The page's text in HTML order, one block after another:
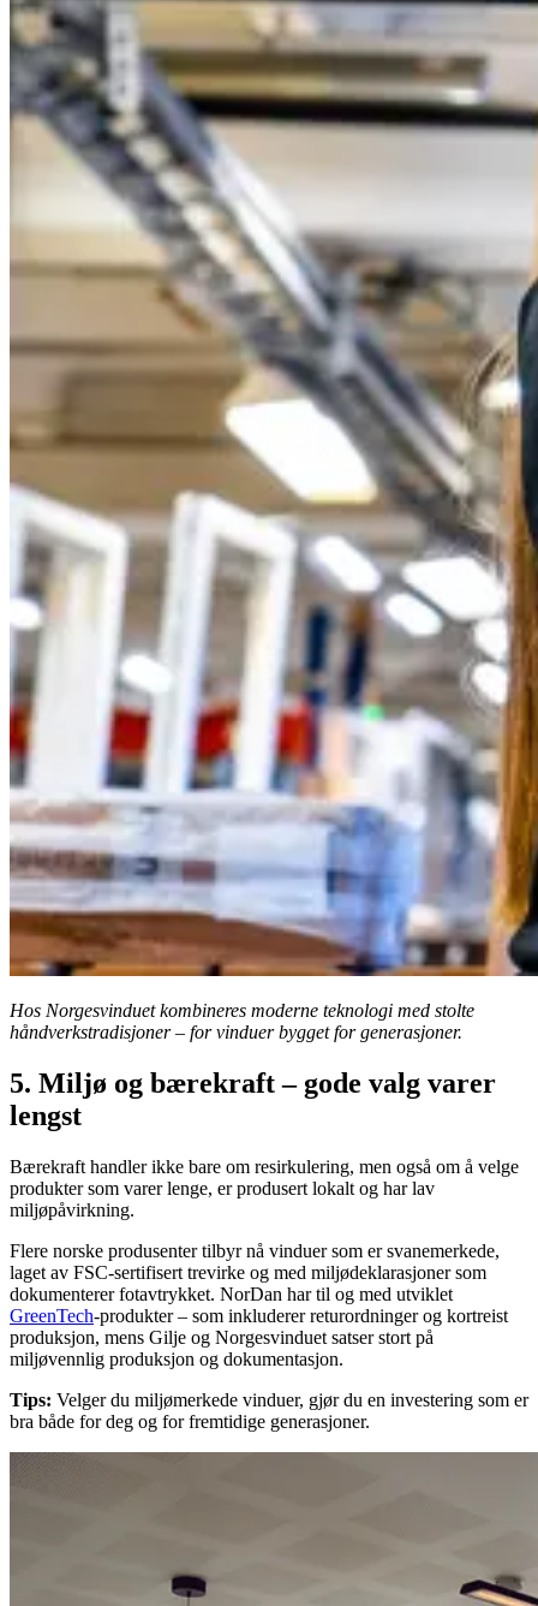
Hos Norgesvinduet kombineres moderne teknologi med stolte
håndverkstradisjoner – for vinduer bygget for generasjoner.
5. Miljø og bærekraft – gode valg varer
lengst
Bærekraft handler ikke bare om resirkulering, men også om å velge
produkter som varer lenge, er produsert lokalt og har lav
miljøpåvirkning.
Flere norske produsenter tilbyr nå vinduer som er svanemerkede,
laget av FSC-sertifisert trevirke og med miljødeklarasjoner som
dokumenterer fotavtrykket. NorDan har til og med utviklet
GreenTech-produkter – som inkluderer returordninger og kortreist
produksjon, mens Gilje og Norgesvinduet satser stort på
miljøvennlig produksjon og dokumentasjon.
Tips: Velger du miljømerkede vinduer, gjør du en investering som er
bra både for deg og for fremtidige generasjoner.